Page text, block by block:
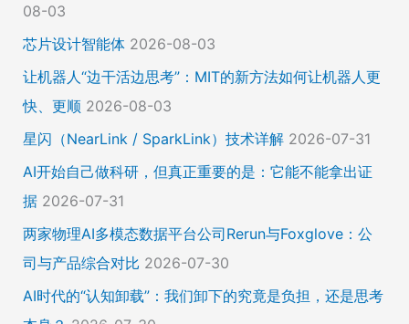
08-03
芯片设计智能体 2026-08-03
让机器人“边干活边思考”：MIT的新方法如何让机器人更
快、更顺 2026-08-03
星闪（NearLink / SparkLink）技术详解 2026-07-31
AI开始自己做科研，但真正重要的是：它能不能拿出证
据 2026-07-31
两家物理AI多模态数据平台公司Rerun与Foxglove：公
司与产品综合对比 2026-07-30
AI时代的“认知卸载”：我们卸下的究竟是负担，还是思考